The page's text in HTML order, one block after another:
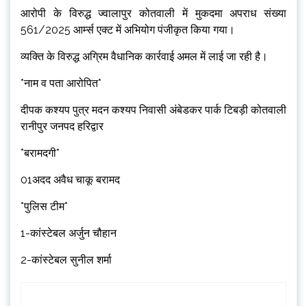
आरोपी के विरुद्ध ज्वालापुर कोतवाली में मुकदमा अपराध संख्या
561/2025 आर्म्स एक्ट में अभियोग पंजीकृत किया गया।
व्यक्ति के विरुद्ध अग्रिम वैधानिक कार्रवाई अमल में लाई जा रही है।
*नाम व पता आरोपित*
दीपक कश्यप पुत्र मदन कश्यप निवासी अंबेडकर पार्क टिबड़ी कोतवाली
रानीपुर जनपद हरिद्वार
*बरामदगी*
01अदद अवैध चाकू बरामद
*पुलिस टीम*
1-कांस्टेबल अर्जुन चौहान
2-कांस्टेबल सुनील शर्मा